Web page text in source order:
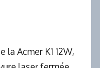
Acmer K1 12W,